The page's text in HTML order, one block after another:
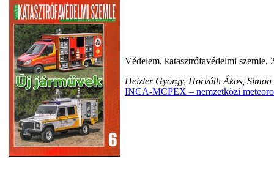
Védelem, katasztrófavédelmi
Heizler György, Horváth Ákos, Simon
INCA-MCPEX – nemzetközi